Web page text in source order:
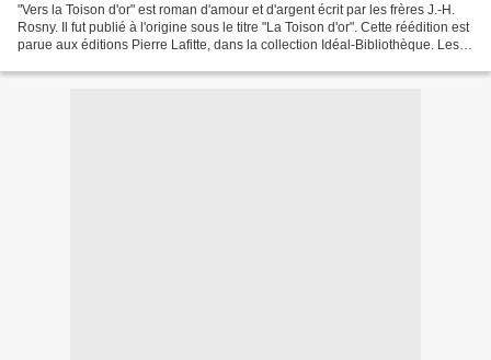
"Vers la Toison d'or" est roman d'amour et d'argent écrit par les frères J.-H.
Rosny. Il fut publié à l'origine sous le titre "La Toison d'or". Cette réédition est
parue aux éditions Pierre Lafitte, dans la collection Idéal-Bibliothèque. Les